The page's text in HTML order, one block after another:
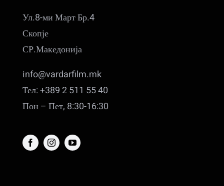
Ул.8-ми Март Бр.4
Скопје
СР.Македонија
info@vardarfilm.mk
Тел: +389 2 511 55 40
Пон – Пет, 8:30-16:30